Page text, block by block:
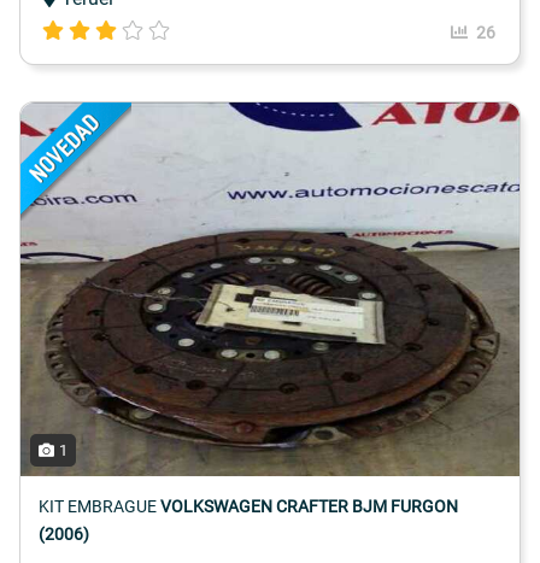
26
1
KIT EMBRAGUEVOLKSWAGEN CRAFTER BJM FURGON
(2006)